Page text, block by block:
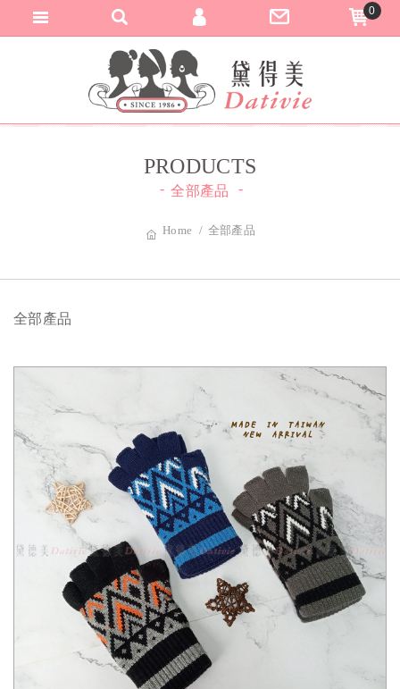
PRODUCTS
全部產品
Home 全部產品
熱銷預購
卡通百貨
穿搭配件
居家百貨
全部產品
0
匯款與轉帳通知
加入會員
登入會員
訂單查詢